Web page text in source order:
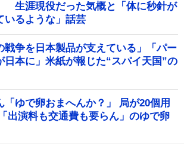
生涯現役だった気概と「体に秒針が
いるような」話芸
戦争を日本製品が支えている」「パー
日本に」米紙が報じた“スパイ天国”の
「ゆで卵おまへんか？」 局が20個用
出演料も交通費も要らん」のゆで卵